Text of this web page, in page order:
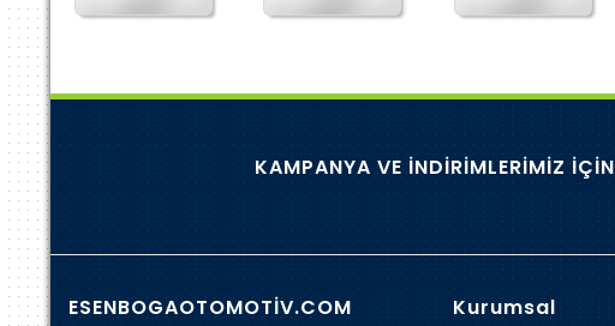
KAMPANYA VE İNDİRİMLERİMİZ İÇİN
ESENBOGAOTOMOTİV.COM Kurumsal